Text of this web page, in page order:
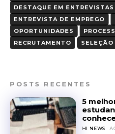
DESTAQUE EM ENTREVISTAS
ENTREVISTA DE EMPREGO
OPORTUNIDADES
RECRUTAMENTO
SELEÇÃO
POSTS RECENTES
5
HI NEWS